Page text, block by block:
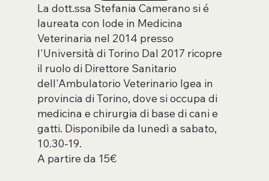
La dott.ssa Stefania Camerano si é
laureata con lode in Medicina
Veterinaria nel 2014 presso
l'Università di Torino Dal 2017 ricopre
il ruolo di Direttore Sanitario
dell'Ambulatorio Veterinario Igea in
provincia di Torino, dove si occupa di
medicina e chirurgia di base di cani e
gatti. Disponibile da lunedì a sabato,
10.30-19.
A partire da 15€